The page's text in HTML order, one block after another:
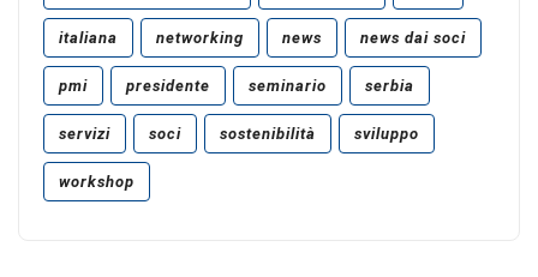
italiana networking news news dai soci
pmi presidente seminario serbia
servizi soci sostenibilità sviluppo
workshop